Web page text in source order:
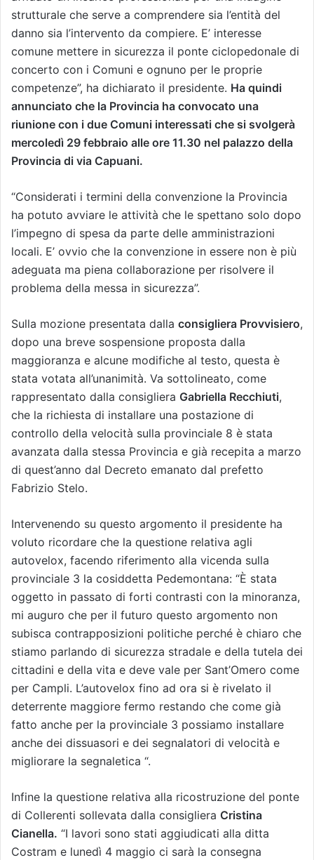
strutturale che serve a comprendere sia l’entità del
danno sia l’intervento da compiere. E’ interesse
comune mettere in sicurezza il ponte ciclopedonale di
concerto con i Comuni e ognuno per le proprie
competenze”, ha dichiarato il presidente. Ha quindi
annunciato che la Provincia ha convocato una
riunione con i due Comuni interessati che si svolgerà
mercoledì 29 febbraio alle ore 11.30 nel palazzo della
Provincia di via Capuani.
“Considerati i termini della convenzione la Provincia
ha potuto avviare le attività che le spettano solo dopo
l’impegno di spesa da parte delle amministrazioni
locali. E’ ovvio che la convenzione in essere non è più
adeguata ma piena collaborazione per risolvere il
problema della messa in sicurezza”.
Sulla mozione presentata dalla consigliera Provvisiero,
dopo una breve sospensione proposta dalla
maggioranza e alcune modifiche al testo, questa è
stata votata all’unanimità. Va sottolineato, come
rappresentato dalla consigliera Gabriella Recchiuti,
che la richiesta di installare una postazione di
controllo della velocità sulla provinciale 8 è stata
avanzata dalla stessa Provincia e già recepita a marzo
di quest’anno dal Decreto emanato dal prefetto
Fabrizio Stelo.
Intervenendo su questo argomento il presidente ha
voluto ricordare che la questione relativa agli
autovelox, facendo riferimento alla vicenda sulla
provinciale 3 la cosiddetta Pedemontana: “È stata
oggetto in passato di forti contrasti con la minoranza,
mi auguro che per il futuro questo argomento non
subisca contrapposizioni politiche perché è chiaro che
stiamo parlando di sicurezza stradale e della tutela dei
cittadini e della vita e deve vale per Sant’Omero come
per Campli. L’autovelox fino ad ora si è rivelato il
deterrente maggiore fermo restando che come già
fatto anche per la provinciale 3 possiamo installare
anche dei dissuasori e dei segnalatori di velocità e
migliorare la segnaletica “.
Infine la questione relativa alla ricostruzione del ponte
di Collerenti sollevata dalla consigliera Cristina
Cianella. “I lavori sono stati aggiudicati alla ditta
Costram e lunedì 4 maggio ci sarà la consegna